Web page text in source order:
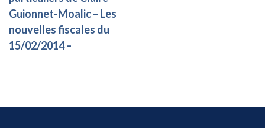
Guionnet-Moalic – Les
nouvelles fiscales du
15/02/2014 –